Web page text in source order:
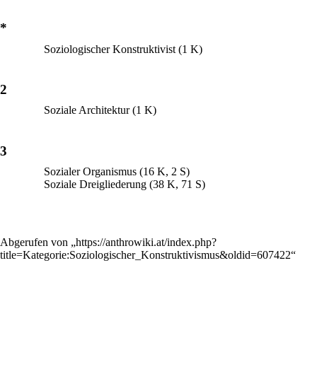
*
Soziologischer Konstruktivist (1 K)
2
Soziale Architektur (1 K)
3
Sozialer Organismus (16 K, 2 S)
Soziale Dreigliederung (38 K, 71 S)
Abgerufen von „https://anthrowiki.at/index.php?
title=Kategorie:Soziologischer_Konstruktivismus&oldid=607422“